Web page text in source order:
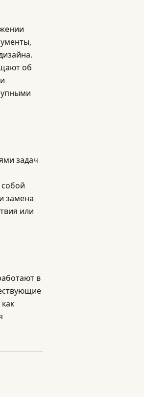
об
задач
замена
или
в